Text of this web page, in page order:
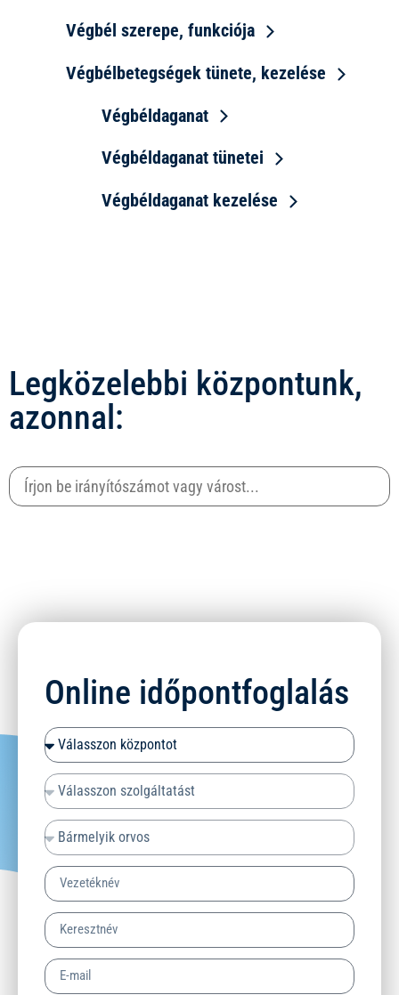
Végbél szerepe, funkciója
Végbélbetegségek tünete, kezelése
Végbéldaganat
Végbéldaganat tünetei
Végbéldaganat kezelése
Legközelebbi központunk,
azonnal:
Online időpontfoglalás